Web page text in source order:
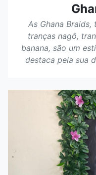
As Ghana
tranças nagô,
banana, são um
destaca pela sua